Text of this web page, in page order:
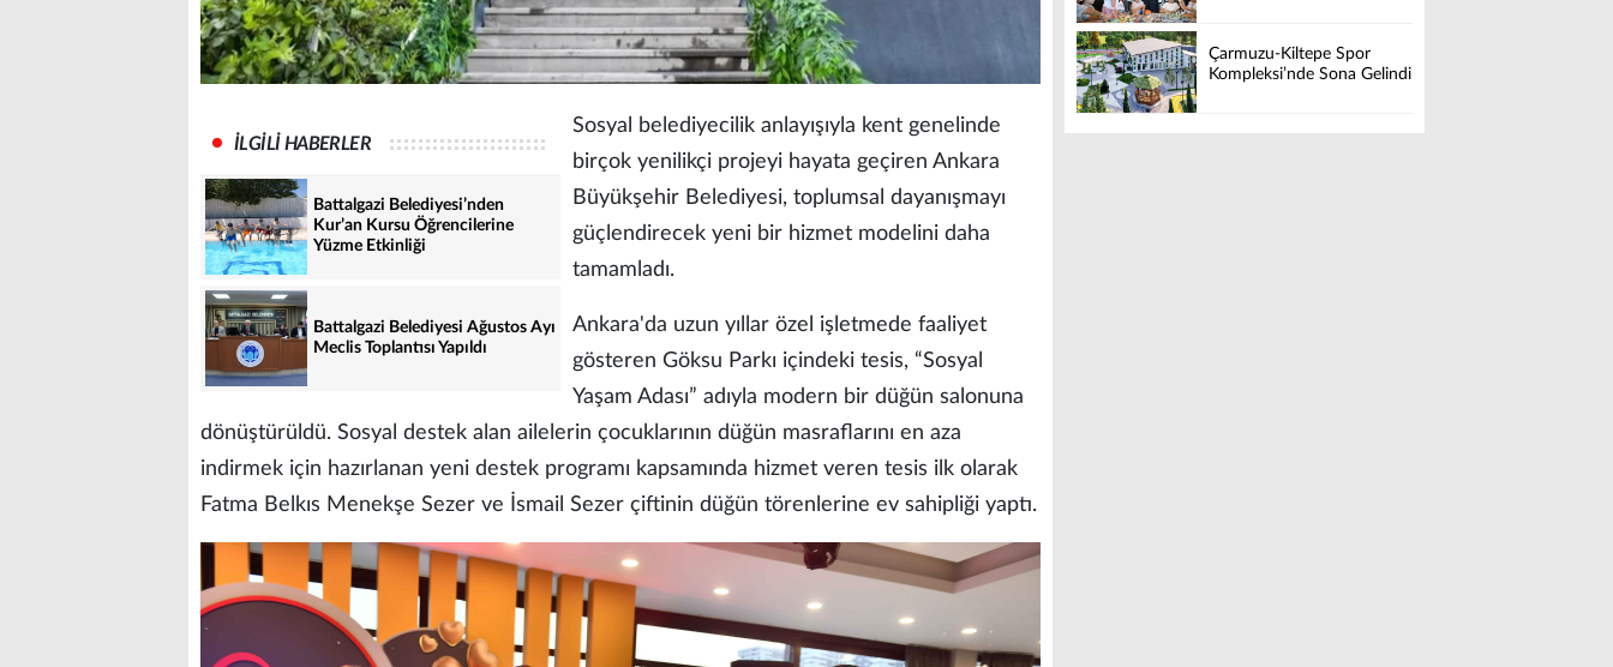
İLGİLİ HABERLER
Battalgazi Belediyesi’nden
Kur’an Kursu Öğrencilerine
Yüzme Etkinliği
Battalgazi Belediyesi Ağustos Ayı
Meclis Toplantısı Yapıldı
Sosyal belediyecilik anlayışıyla kent genelinde
birçok yenilikçi projeyi hayata geçiren Ankara
Büyükşehir Belediyesi, toplumsal dayanışmayı
güçlendirecek yeni bir hizmet modelini daha
tamamladı.
Ankara'da uzun yıllar özel işletmede faaliyet
gösteren Göksu Parkı içindeki tesis, “Sosyal
Yaşam Adası” adıyla modern bir düğün salonuna
dönüştürüldü. Sosyal destek alan ailelerin çocuklarının düğün masraflarını en aza
indirmek için hazırlanan yeni destek programı kapsamında hizmet veren tesis ilk olarak
Fatma Belkıs Menekşe Sezer ve İsmail Sezer çiftinin düğün törenlerine ev sahipliği yaptı.
Çarmuzu-Kiltepe Spor
Kompleksi’nde Sona Gelindi